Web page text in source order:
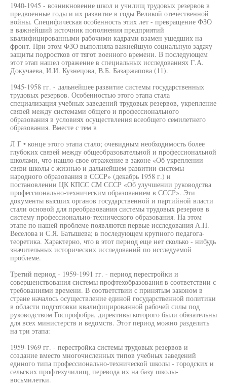
1940-1945 - возникновение школ и училищ трудовых резервов в
предвоенные годы и их развитие в годы Великой отечественной
войны. Специфическая особенность этих лет - превращение ФЗО
в важнейший источник пополнения предприятий
квалифицированными рабочими кадрами взамен ушедших на
фронт. При этом ФЗО выполняла важнейшую социальную задачу
защиты подростков от тягот военного времени. В последующем
этот этап нашел отражение в специальных исследованиях Г.А.
Докучаева, И.И. Кузнецова, В.Б. Базаржапова (11).
1945-1958 гг. - дальнейшее развитие системы государственных
трудовых резервов. Особенностью этого этапа стала
специализация учебных заведений трудовых резервов, укрепление
связей между системами общего и профессионального
образования в условиях осуществления всеобщего семилетнего
образования. Вместе с тем в
Л Г • конце этого этапа стало; очевидным необходимость более
глубоких связей между общеобразовательной и профессиональной
школами, что нашло свое отражение в законе «Об укреплении
связи школы с жизнью и дальнейшем развитии системы
народного образования в СССР» (декабрь 1958 г.) и
постановлении ЦК КПСС СМ СССР «Об улучшении руководства
профессионально-техническим образованием в СССР». Эти
документы высших органов государственной и партийной власти
стали основой для преобразования системы трудовых резервов в
систему профессионально-технического образования. На этом
этапе по нашей проблеме появляются первые исследования А.Н.
Веселова и С.Я. Батышева; в последующем крупного педагога-
теоретика. Характерно, что в этот период еще нет сколько - нибудь
значительных исторических исследований по исследуемой
проблеме.
Третий период - 1959-1991 гг. - период перестройки и
совершенствования системы профтехобразования в соответствии с
требованиями времени. В соответствии с принятым законом в
стране началось осуществление единой государственной политики
в области подготовки квалифицированной рабочей силы под
руководством Госпрофобра, директивы которого были обязательны
для всех министерств и ведомств. Этот период можно разделить
на три этапа:
1959-1969 гг. - перестройка системы трудовых резервов и
создание вместо многочисленных типов учебных заведений
единого типа профессионально-технической школы - городских и
сельских профтехучилищ, перевода их на базу школы-
восьмилетки.